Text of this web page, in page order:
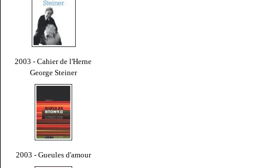
2003 - Cahier de l'Herne
George Steiner
2003 - Gueules d'amour